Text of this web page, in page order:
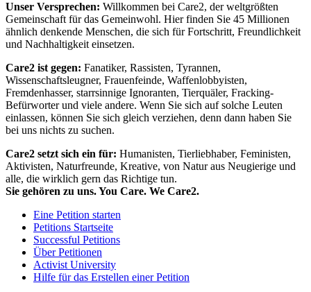
Unser Versprechen: Willkommen bei Care2, der weltgrößten
Gemeinschaft für das Gemeinwohl. Hier finden Sie 45 Millionen
ähnlich denkende Menschen, die sich für Fortschritt, Freundlichkeit
und Nachhaltigkeit einsetzen.
Care2 ist gegen: Fanatiker, Rassisten, Tyrannen,
Wissenschaftsleugner, Frauenfeinde, Waffenlobbyisten,
Fremdenhasser, starrsinnige Ignoranten, Tierquäler, Fracking-
Befürworter und viele andere. Wenn Sie sich auf solche Leuten
einlassen, können Sie sich gleich verziehen, denn dann haben Sie
bei uns nichts zu suchen.
Care2 setzt sich ein für: Humanisten, Tierliebhaber, Feministen,
Aktivisten, Naturfreunde, Kreative, von Natur aus Neugierige und
alle, die wirklich gern das Richtige tun.
Sie gehören zu uns. You Care. We Care2.
Eine Petition starten
Petitions Startseite
Successful Petitions
Über Petitionen
Activist University
Hilfe für das Erstellen einer Petition